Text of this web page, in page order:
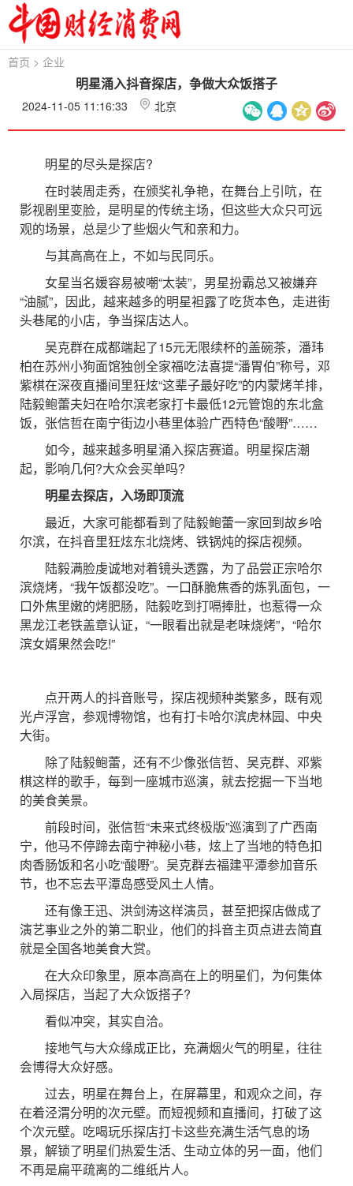
首页 > 企业
明星涌入抖音探店，争做大众饭搭子
2024-11-05 11:16:33 北京
明星的尽头是探店?
在时装周走秀，在颁奖礼争艳，在舞台上引吭，在
影视剧里变脸，是明星的传统主场，但这些大众只可远
观的场景，总是少了些烟火气和亲和力。
与其高高在上，不如与民同乐。
女星当名媛容易被嘲“太装”，男星扮霸总又被嫌弃
“油腻”，因此，越来越多的明星袒露了吃货本色，走进街
头巷尾的小店，争当探店达人。
吴克群在成都端起了15元无限续杯的盖碗茶，潘玮
柏在苏州小狗面馆独创全家福吃法喜提“潘胃伯”称号，邓
紫棋在深夜直播间里狂炫“这辈子最好吃”的内蒙烤羊排，
陆毅鲍蕾夫妇在哈尔滨老家打卡最低12元管饱的东北盒
饭，张信哲在南宁街边小巷里体验广西特色“酸嘢”……
如今，越来越多明星涌入探店赛道。明星探店潮
起，影响几何?大众会买单吗?
明星去探店，入场即顶流
最近，大家可能都看到了陆毅鲍蕾一家回到故乡哈
尔滨，在抖音里狂炫东北烧烤、铁锅炖的探店视频。
陆毅满脸虔诚地对着镜头透露，为了品尝正宗哈尔
滨烧烤，“我午饭都没吃”。一口酥脆焦香的炼乳面包，一
口外焦里嫩的烤肥肠，陆毅吃到打嗝捧肚，也惹得一众
黑龙江老铁盖章认证，“一眼看出就是老味烧烤”，“哈尔
滨女婿果然会吃!”
点开两人的抖音账号，探店视频种类繁多，既有观
光卢浮宫，参观博物馆，也有打卡哈尔滨虎林园、中央
大街。
除了陆毅鲍蕾，还有不少像张信哲、吴克群、邓紫
棋这样的歌手，每到一座城市巡演，就去挖掘一下当地
的美食美景。
前段时间，张信哲“未来式终极版”巡演到了广西南
宁，他马不停蹄去南宁神秘小巷，炫上了当地的特色扣
肉香肠饭和名小吃“酸嘢”。吴克群去福建平潭参加音乐
节，也不忘去平潭岛感受风土人情。
还有像王迅、洪剑涛这样演员，甚至把探店做成了
演艺事业之外的第二职业，他们的抖音主页点进去简直
就是全国各地美食大赏。
在大众印象里，原本高高在上的明星们，为何集体
入局探店，当起了大众饭搭子?
看似冲突，其实自洽。
接地气与大众缘成正比，充满烟火气的明星，往往
会博得大众好感。
过去，明星在舞台上，在屏幕里，和观众之间，存
在着泾渭分明的次元壁。而短视频和直播间，打破了这
个次元壁。吃喝玩乐探店打卡这些充满生活气息的场
景，解锁了明星们热爱生活、生动立体的另一面，他们
不再是扁平疏离的二维纸片人。